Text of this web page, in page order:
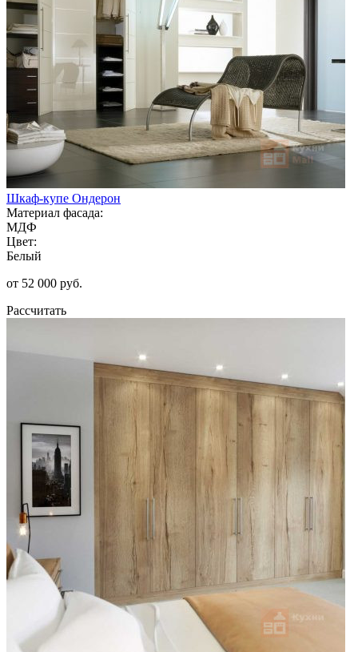
Шкаф-купе Ондерон
Материал фасада:
МДФ
Цвет:
Белый
от 52 000 руб.
Рассчитать